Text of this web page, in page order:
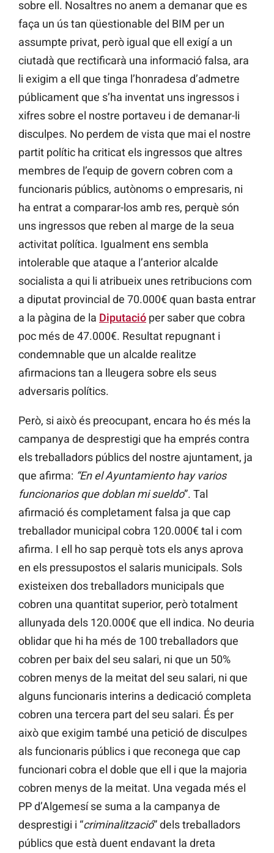
sobre ell. Nosaltres no anem a demanar que es
faça un ús tan qüestionable del BIM per un
assumpte privat, però igual que ell exigí a un
ciutadà que rectificarà una informació falsa, ara
li exigim a ell que tinga l’honradesa d’admetre
públicament que s’ha inventat uns ingressos i
xifres sobre el nostre portaveu i de demanar-li
disculpes. No perdem de vista que mai el nostre
partit polític ha criticat els ingressos que altres
membres de l’equip de govern cobren com a
funcionaris públics, autònoms o empresaris, ni
ha entrat a comparar-los amb res, perquè són
uns ingressos que reben al marge de la seua
activitat política. Igualment ens sembla
intolerable que ataque a l’anterior alcalde
socialista a qui li atribueix unes retribucions com
a diputat provincial de 70.000€ quan basta entrar
a la pàgina de la Diputació per saber que cobra
poc més de 47.000€. Resultat repugnant i
condemnable que un alcalde realitze
afirmacions tan a lleugera sobre els seus
adversaris polítics.
Però, si això és preocupant, encara ho és més la
campanya de desprestigi que ha emprés contra
els treballadors públics del nostre ajuntament, ja
que afirma: “En el Ayuntamientohay varios
funcionarios que doblan mi sueldo”. Tal
afirmació és completament falsa ja que cap
treballador municipal cobra 120.000€ tal i com
afirma. I ell ho sap perquè tots els anys aprova
en els pressupostos el salaris municipals. Sols
existeixen dos treballadors municipals que
cobren una quantitat superior, però totalment
allunyada dels 120.000€ que ell indica. No deuria
oblidar que hi ha més de 100 treballadors que
cobren per baix del seu salari, ni que un 50%
cobren menys de la meitat del seu salari, ni que
alguns funcionaris interins a dedicació completa
cobren una tercera part del seu salari. És per
això que exigim també una petició de disculpes
als funcionaris públics i que reconega que cap
funcionari cobra el doble que ell i que la majoria
cobren menys de la meitat. Una vegada més el
PP d’Algemesí se suma a la campanya de
desprestigi i “criminalització” dels treballadors
públics que està duent endavant la dreta